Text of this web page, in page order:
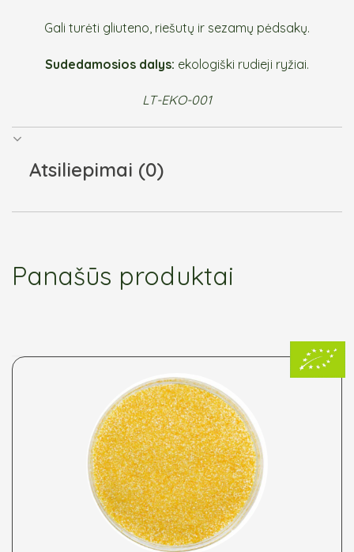
Gali turėti gliuteno, riešutų ir sezamų pėdsakų.
Sudedamosios dalys: ekologiški rudieji ryžiai.
LT-EKO-001
Atsiliepimai (0)
Panašūs produktai